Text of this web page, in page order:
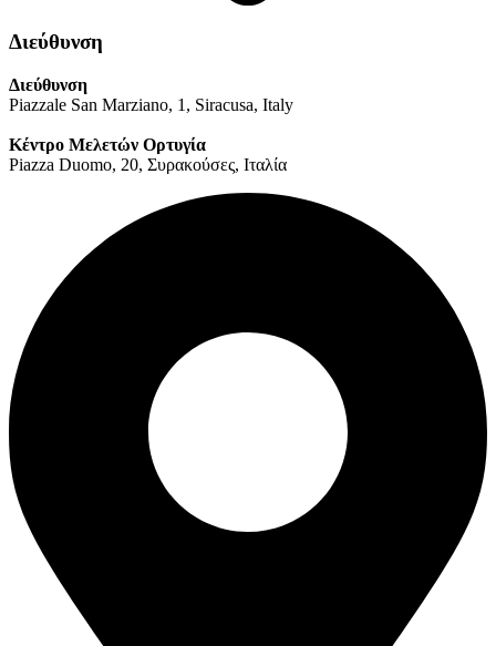
Διεύθυνση
Διεύθυνση
Piazzale San Marziano, 1, Siracusa, Italy
Κέντρο Μελετών Ορτυγία
Piazza Duomo, 20, Συρακούσες, Ιταλία